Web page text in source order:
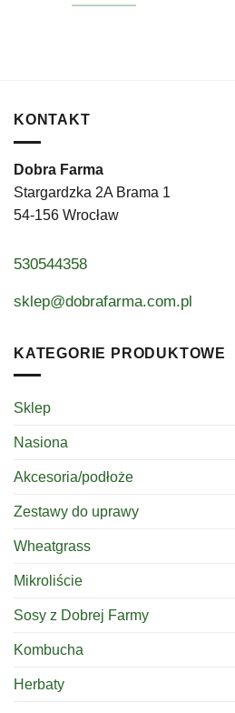
stronie
KONTAKT
Dobra Farma
Stargardzka 2A Brama 1
54-156 Wrocław
530544358
sklep@dobrafarma.com.pl
KATEGORIE PRODUKTOWE
Sklep
Nasiona
Akcesoria/podłoże
Zestawy do uprawy
Wheatgrass
Mikroliście
Sosy z Dobrej Farmy
Kombucha
Herbaty